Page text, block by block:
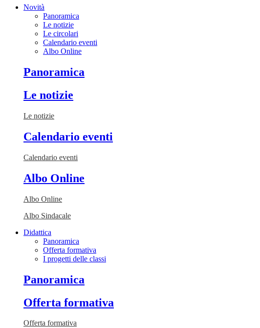
Novità
Panoramica
Le notizie
Le circolari
Calendario eventi
Albo Online
Panoramica
Le notizie
Le notizie
Calendario eventi
Calendario eventi
Albo Online
Albo Online
Albo Sindacale
Didattica
Panoramica
Offerta formativa
I progetti delle classi
Panoramica
Offerta formativa
Offerta formativa